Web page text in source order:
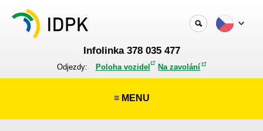
Infolinka 378 035 477
Odjezdy: Poloha vozidel Na zavolání
≡ MENU